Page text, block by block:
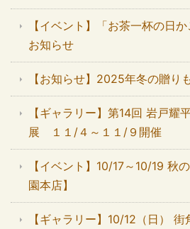
【イベント】「お茶一杯の日
お知らせ
【お知らせ】2025年冬の贈り
【ギャラリー】第14回 岩戸耀
展 １１/４～１１/９開催
【イベント】10/17～10/19 秋
園本店】
【ギャラリー】10/12（日）